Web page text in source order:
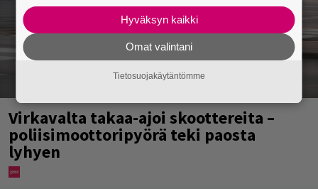
Virkavalta takaa-ajoi skoottereita –
poliisimoottoripyörä teki paosta
lyhyen
Hyväksyn kaikki
Omat valintani
Tietosuojakäytäntömme